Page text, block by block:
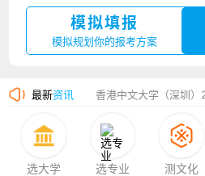
模拟填报
模拟规划你的报考方案
最新资讯
选大学 选专业 测文化